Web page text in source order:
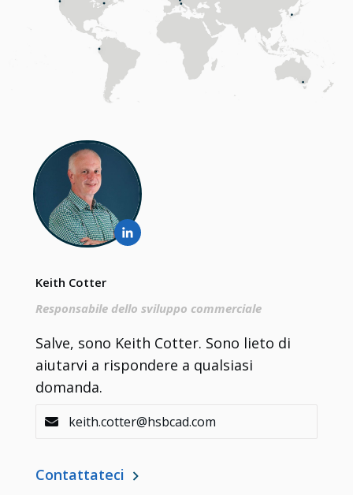
Keith Cotter
Responsabile dello sviluppo commerciale
Salve, sono Keith Cotter. Sono lieto di
aiutarvi a rispondere a qualsiasi
domanda.
keith.cotter@hsbcad.com
Contattateci